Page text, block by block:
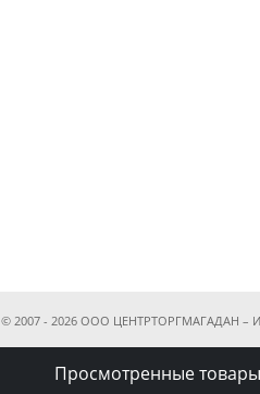
© 2007 - 2026 ООО ЦЕНТРТОРГМАГАДАН –
Просмотренные